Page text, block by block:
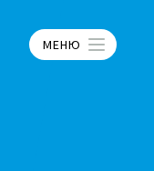
МЕНЮ